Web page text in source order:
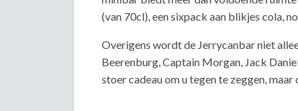
(van 70cl), een sixpack aan blikjes cola,
Overigens wordt de Jerrycanbar niet
Beerenburg, Captain Morgan, Jack
stoer cadeau om u tegen te zeggen,